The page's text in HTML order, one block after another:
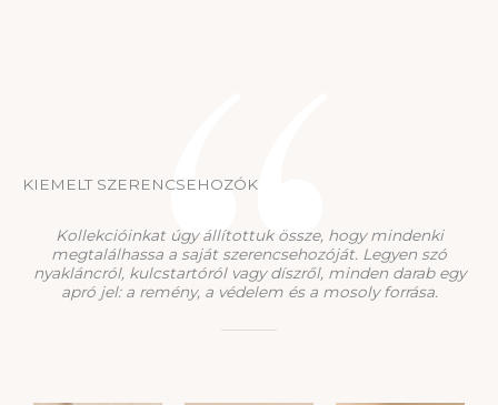
KIEMELT SZERENCSEHOZÓK
Kollekcióinkat úgy állítottuk össze, hogy mindenki
megtalálhassa a saját szerencsehozóját. Legyen szó
nyakláncról, kulcstartóról vagy díszről, minden darab egy
apró jel: a remény, a védelem és a mosoly forrása.